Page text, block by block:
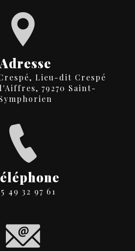
Adresse
79270 Saint-
05 49 32 97 61